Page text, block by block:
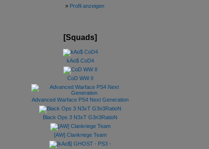
» Profil anzeigen
[Squads]
kAo$ CoD4
CoD WW II
Advanced Warface PS4 Next Generation
Black Ops 3 N3xT G3n3RatioN
[AW] Clankriege Team